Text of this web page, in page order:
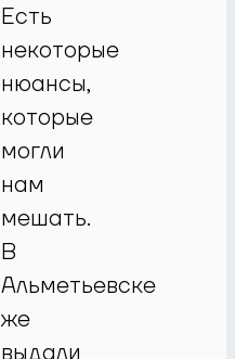
Есть
некоторые
нюансы,
которые
могли
нам
мешать.
В
Альметьевске
же
выдали